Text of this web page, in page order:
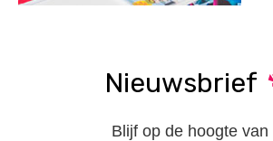
Nieuwsbrief
Blijf op de hoogte van